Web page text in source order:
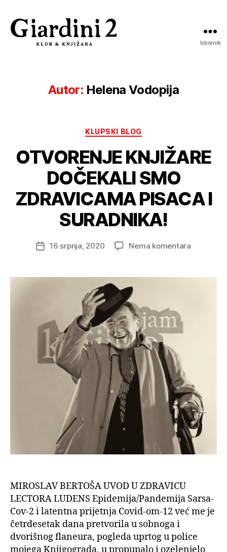
Izbornik
Autor: Helena Vodopija
Kategorije
KLUPSKI BLOG
OTVORENJE KNJIŽARE
DOČEKALI SMO
ZDRAVICAMA PISACA I
SURADNIKA!
Datum
16 srpnja, 2020 Nema komentarana
DOČEKALI
MIROSLAV BERTOŠA UVOD U ZDRAVICU
LECTORA LUDENS Epidemija/Pandemija Sarsa-
Cov-2 i latentna prijetnja Covid-om-12 već me je
četrdesetak dana pretvorila u sobnoga i
dvorišnog flaneura, pogleda uprtog u police
mojega Knjigograda, u propupalo i ozelenjelo